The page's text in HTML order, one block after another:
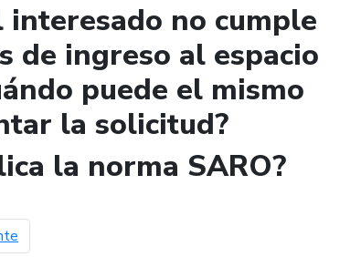
interesado no cumple
de ingreso al espacio
puede el mismo
la solicitud?
la norma SARO?